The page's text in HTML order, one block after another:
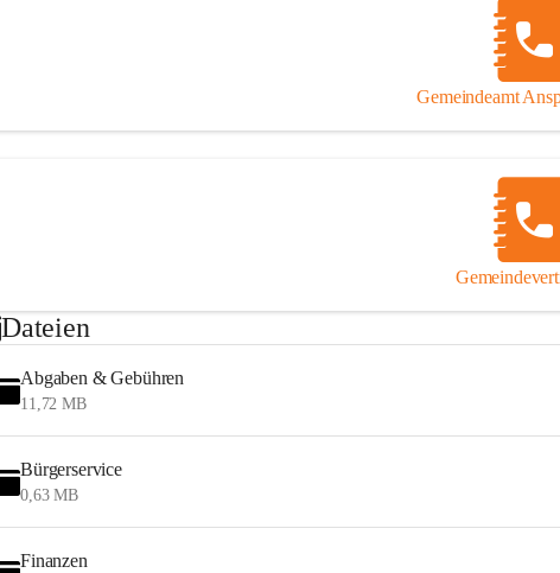
Gemeindeamt
Dateien
Abgaben & Gebühren
11,72 MB
Bürgerservice
0,63 MB
Finanzen